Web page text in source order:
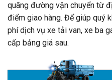
quãng đường vận chuyển từ
điểm giao hàng. Để giúp quý
phí dịch vụ xe tải van, xe ba
cấp bảng giá sau.